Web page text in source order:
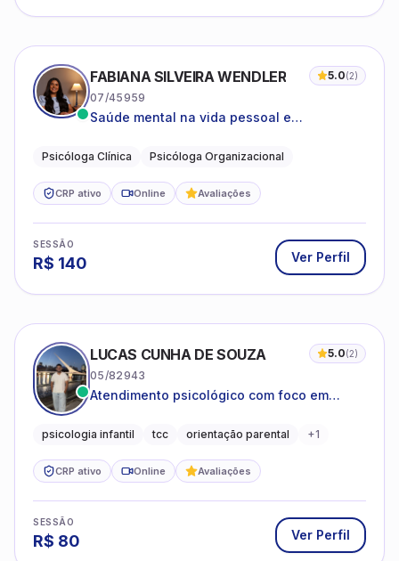
FABIANA SILVEIRA WENDLER 5.0(2)
07/45959
Saúde mental na vida pessoal e
Psicóloga Clínica Psicóloga Organizacional
CRP ativo Online Avaliações
SESSÃO
R$ 140 Ver Perfil
LUCAS CUNHA DE SOUZA 5.0(2)
05/82943
Atendimento psicológico com foco em
promovendo equilíbrio emocional e
psicologia infantil tcc orientação parental +1
CRP ativo Online Avaliações
SESSÃO
R$ 80 Ver Perfil